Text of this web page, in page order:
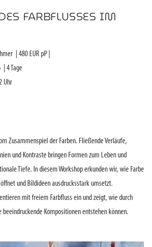
FARBFLUSSES IM
480 EUR pP |
4 Tage
Uhr
Zusammenspiel der Farben. Fließende Verläufe,
und Kontraste bringen Formen zum Leben und
Tiefe. In diesem Workshop erkunden wir, wie Farbe
und Bildideen ausdrucksstark umsetzt.
mit freiem Farbfluss ein und zeigt, wie durch
beeindruckende Kompositionen entstehen können.